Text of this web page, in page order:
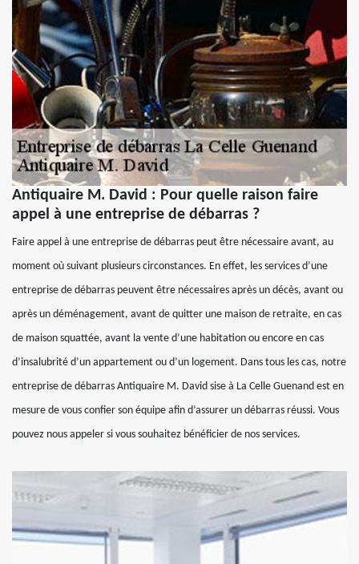
Antiquaire M. David : Pour quelle raison faire
appel à une entreprise de débarras ?
Faire appel à une entreprise de débarras peut être nécessaire avant, au
moment où suivant plusieurs circonstances. En effet, les services d’une
entreprise de débarras peuvent être nécessaires après un décès, avant ou
après un déménagement, avant de quitter une maison de retraite, en cas
de maison squattée, avant la vente d’une habitation ou encore en cas
d’insalubrité d’un appartement ou d’un logement. Dans tous les cas, notre
entreprise de débarras Antiquaire M. David sise à La Celle Guenand est en
mesure de vous confier son équipe afin d’assurer un débarras réussi. Vous
pouvez nous appeler si vous souhaitez bénéficier de nos services.